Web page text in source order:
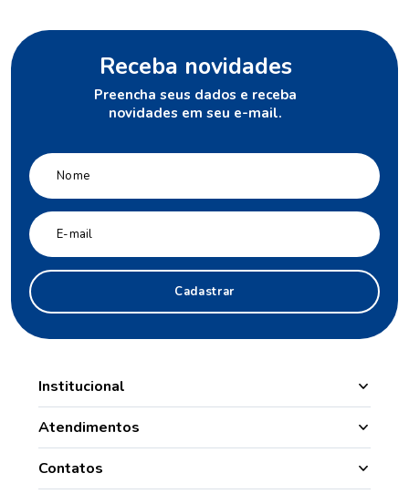
Receba novidades
Preencha seus dados e receba
novidades em seu e-mail.
Cadastrar
Institucional
Manipulação
Quem Somos
Atendimentos
Nossas Lojas
Minha Conta
Contatos